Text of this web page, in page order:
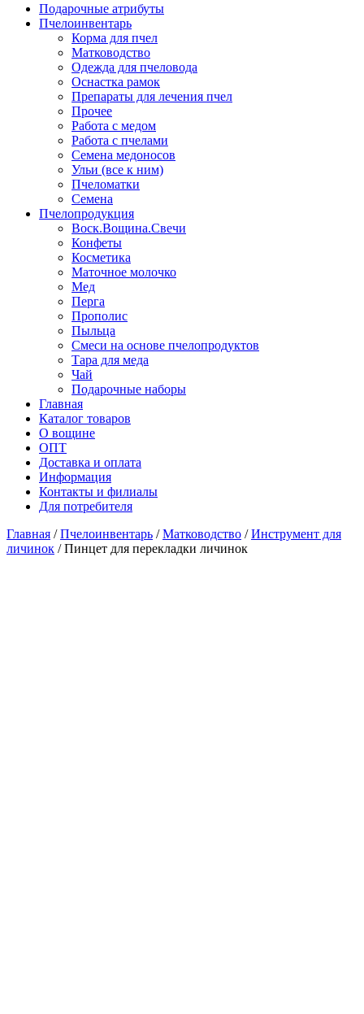
Подарочные атрибуты
Пчелоинвентарь
Корма для пчел
Матководство
Одежда для пчеловода
Оснастка рамок
Препараты для лечения пчел
Прочее
Работа с медом
Работа с пчелами
Семена медоносов
Ульи (все к ним)
Пчеломатки
Семена
Пчелопродукция
Воск.Вощина.Свечи
Конфеты
Косметика
Маточное молочко
Мед
Перга
Прополис
Пыльца
Смеси на основе пчелопродуктов
Тара для меда
Чай
Подарочные наборы
Главная
Каталог товаров
О вощине
ОПТ
Доставка и оплата
Информация
Контакты и филиалы
Для потребителя
Главная /Пчелоинвентарь /Матководство /Инструмент для
личинок / Пинцет для перекладки личинок